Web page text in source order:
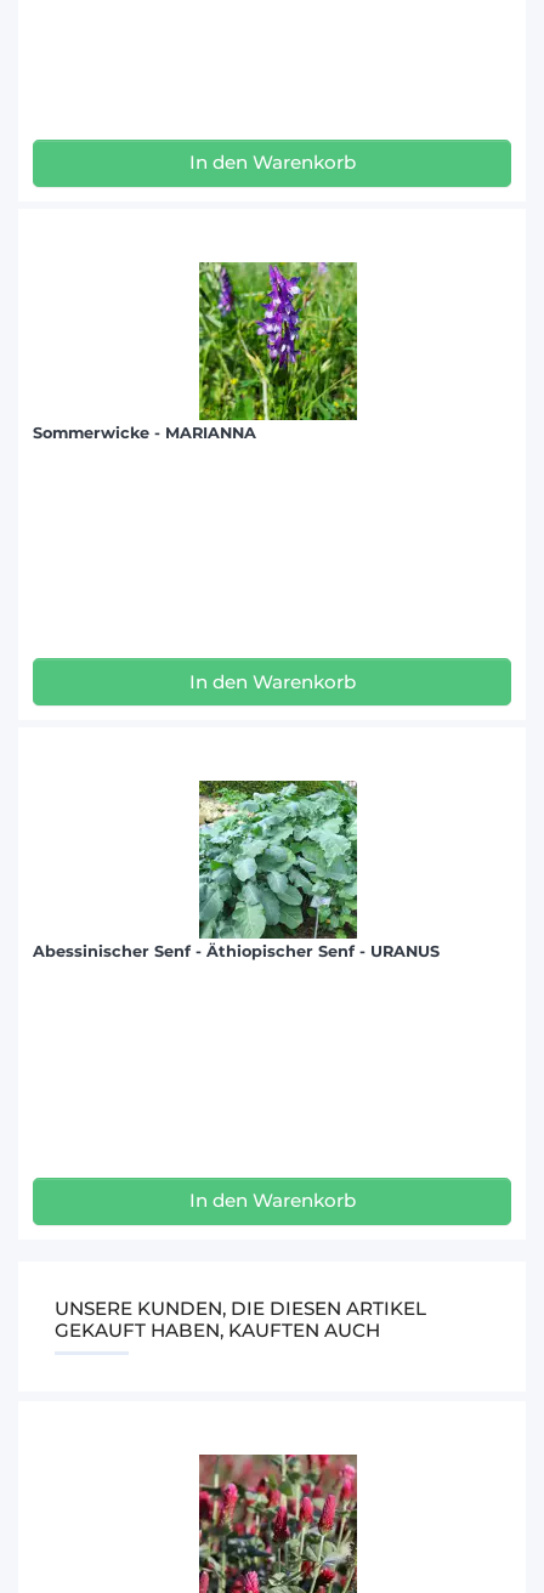
In den Warenkorb
Sommerwicke - MARIANNA
In den Warenkorb
Abessinischer Senf - Äthiopischer Senf - URANUS
In den Warenkorb
UNSERE KUNDEN, DIE DIESEN ARTIKEL
GEKAUFT HABEN, KAUFTEN AUCH